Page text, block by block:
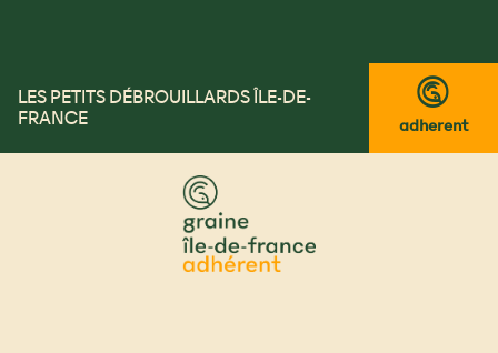
LES PETITS DÉBROUILLARDS ÎLE-DE-
FRANCE
™
adherent